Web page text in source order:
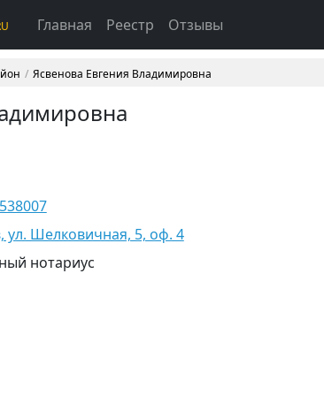
Главная Реестр Отзывы
Ясвенова Евгения Владимировна
ул. Шелковичная, 5, оф. 4
нотариус